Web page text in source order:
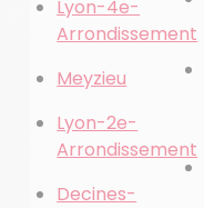
Lyon-4e-
Arrondissement
Meyzieu
Lyon-2e-
Arrondissement
Decines-